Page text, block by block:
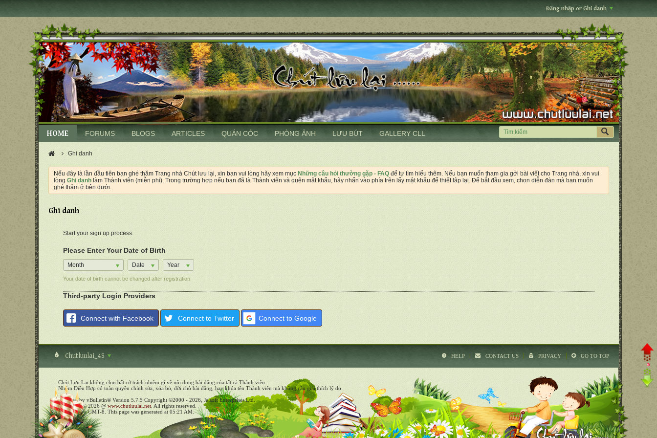
Đăng nhập or Ghi danh
HOME FORUMS BLOGS ARTICLES QUÁN CÓC PHÒNG ẢNH LƯU BÚT GALLERY CLL
Ghi danh
Nếu đây là lần đầu tiên bạn ghé thăm Trang nhà Chút lưu lại, xin bạn vui lòng hãy xem mục Những câu hỏi thường gặp - FAQ để tự tìm hiểu thêm. Nếu bạn muốn tham gia gởi bài viết cho Trang nhà, xin vui
lòng Ghi danh làm Thành viên (miễn phí). Trong trường hợp nếu bạn đã là Thành viên và quên mật khẩu, hãy nhấn vào phía trên lấy mật khẩu để thiết lập lại. Để bắt đầu xem, chọn diễn đàn mà bạn muốn
ghé thăm ở bên dưới.
Ghi danh
Start your sign up process.
Please Enter Your Date of Birth
Month Date Year
Your date of birth cannot be changed after registration.
Third-party Login Providers
Connect with Facebook Connect to Twitter Connect to Google
Chutluulai_4S HELP CONTACT US PRIVACY GO TO TOP
Chút Lưu Lại không chịu bất cứ trách nhiệm gì về nội dung bài đăng của tất cả Thành viên.
Nhóm Điều Hợp có toàn quyền chỉnh sửa, xóa bỏ, dời chỗ bài đăng, hay khóa tên Thành viên mà không cần giải thích lý do.
Powered by vBulletin® Version 5.7.5 Copyright ©2000 - 2026, Jelsoft Enterprises Ltd.
Copyright © 2026 @ www.chutluulai.net . All rights reserved.
All times are GMT-8. This page was generated at 05:21 AM.